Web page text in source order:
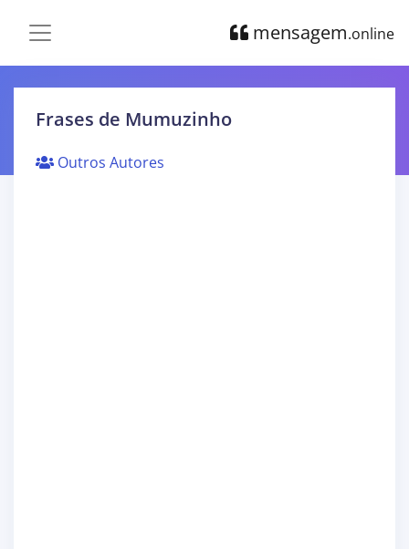
mensagem.online
Frases de Mumuzinho
Outros Autores